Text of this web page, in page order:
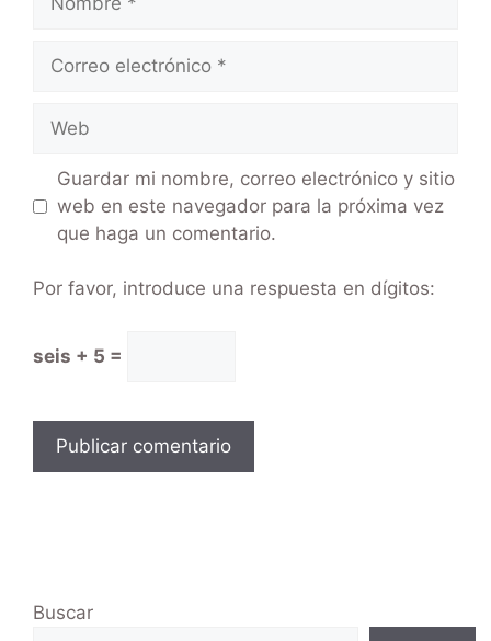
Guardar mi nombre, correo electrónico y sitio
web en este navegador para la próxima vez
que haga un comentario.
Por favor, introduce una respuesta en dígitos:
seis + 5 =
Buscar